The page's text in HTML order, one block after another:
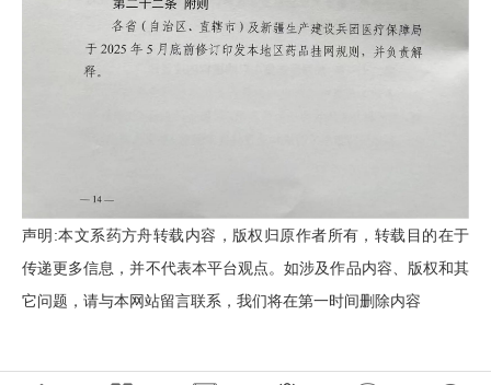
声明:本文系药方舟转载内容，版权归原作者所有，转载目的在于
传递更多信息，并不代表本平台观点。如涉及作品内容、版权和其
它问题，请与本网站留言联系，我们将在第一时间删除内容